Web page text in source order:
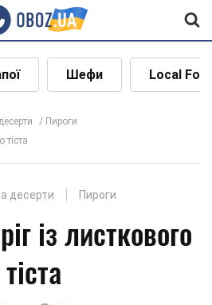
Шефи Local
Пироги
тіста
десерти Пироги
із листкового
тіста